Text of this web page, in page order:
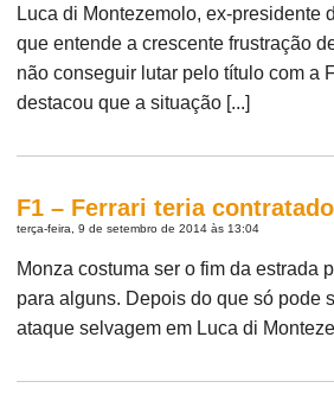
Luca di Montezemolo, ex-presidente
que entende a crescente frustração
não conseguir lutar pelo título com a
destacou que a situação [...]
F1 – Ferrari teria contratado
terça-feira, 9 de setembro de 2014 às 13:04
Monza costuma ser o fim da estrada
para alguns. Depois do que só pode
ataque selvagem em Luca di